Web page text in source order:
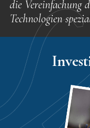
die Vereinfachung
Technologien